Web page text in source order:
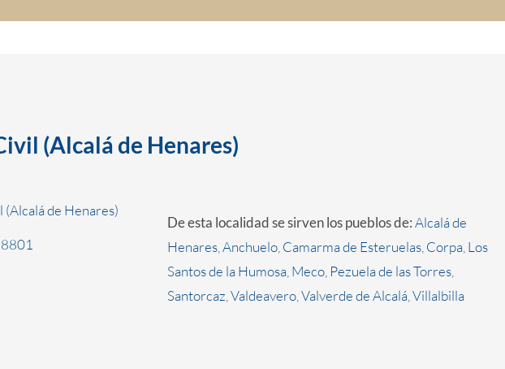
(Alcalá de Henares)
de Henares)
De esta localidad se sirven los pueblos de:Alcalá de
Henares Anchuelo Camarma de Esteruelas Corpa Los
Santos de la Humosa Meco Pezuela de las Torres
Santorcaz Valdeavero Valverde de Alcalá Villalbilla